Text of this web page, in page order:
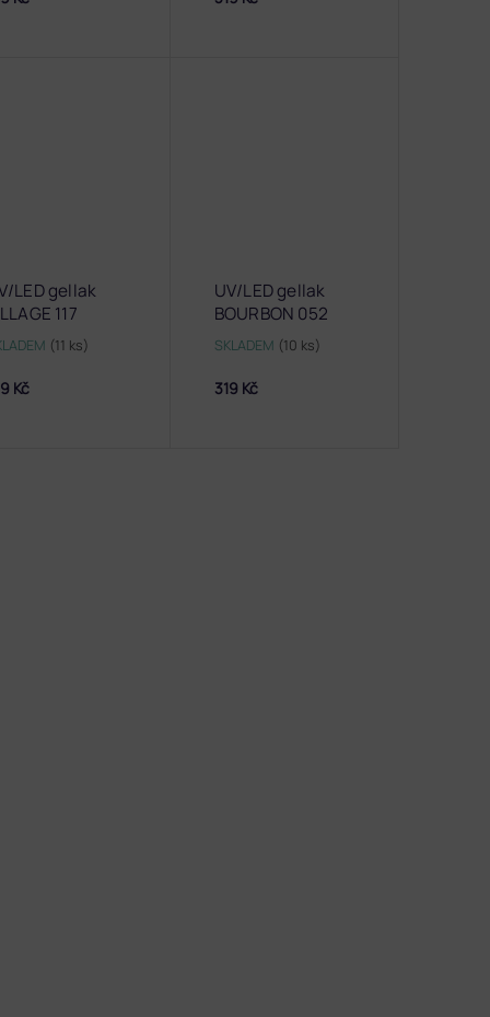
LED gellak
117
(11 ks)
Kč
UV/LED gellak
BOURBON 052
SKLADEM (10 ks)
319 Kč